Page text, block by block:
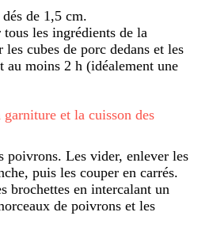
de 1,5 cm.
les ingrédients de la
les cubes de porc dedans et les
au moins 2 h (idéalement une
et la cuisson des
poivrons. Les vider, enlever les
puis les couper en carrés.
brochettes en intercalant un
de poivrons et les